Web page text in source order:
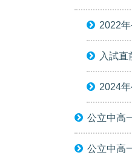
2022
入試直
2024
公立中高
公立中高